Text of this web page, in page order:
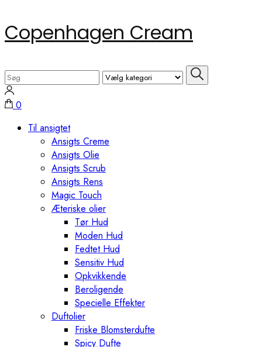
Skip
to
Enter)
Copenhagen Cream
Search
for:
0
Til ansigtet
Ansigts Creme
Ansigts Olie
Ansigts Scrub
Ansigts Rens
Magic Touch
Æteriske olier
Tør Hud
Moden Hud
Fedtet Hud
Sensitiv Hud
Opkvikkende
Beroligende
Specielle Effekter
Duftolier
Friske Blomsterdufte
Spicy Dufte